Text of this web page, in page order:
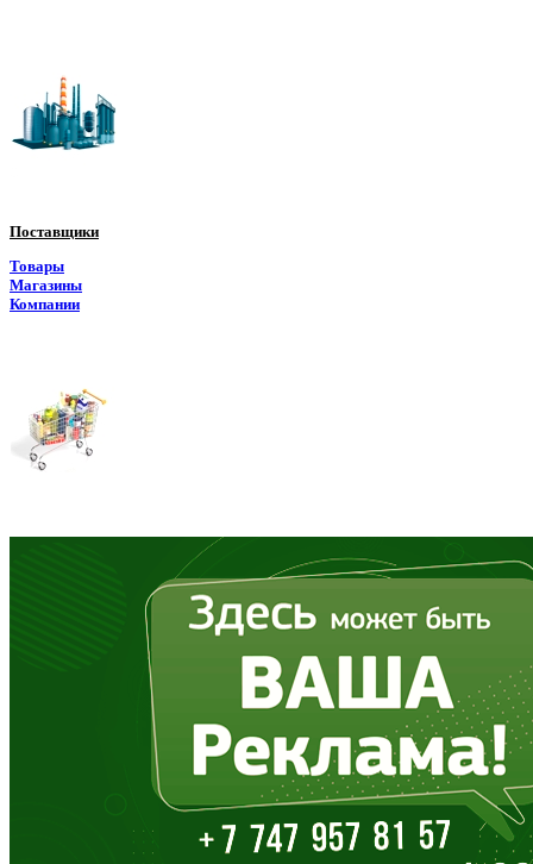
Поставщики
Товары
Магазины
Компании